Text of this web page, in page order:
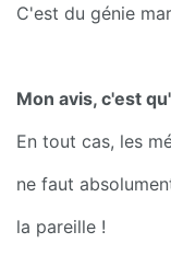
C'est du génie
En tout cas, les
ne faut
la pareille !